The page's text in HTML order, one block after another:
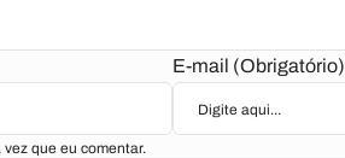
E-mail (Obrigatório)
que eu comentar.